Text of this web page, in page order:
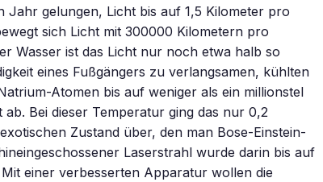
Jahr gelungen, Licht bis auf 1,5 Kilometer pro
sich Licht mit 300000 Kilometern pro
Wasser ist das Licht nur noch etwa halb so
eines Fußgängers zu verlangsamen, kühlten
Atomen bis auf weniger als ein millionstel
Bei dieser Temperatur ging das nur 0,2
Zustand über, den man Bose-Einstein-
Laserstrahl wurde darin bis auf
einer verbesserten Apparatur wollen die